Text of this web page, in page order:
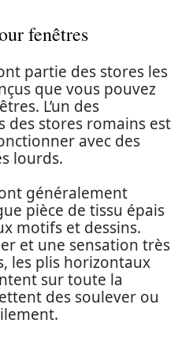
fenêtres
partie des stores les
que vous pouvez
L’un des
des stores romains est
avec des
lourds.
généralement
pièce de tissu épais
motifs et dessins.
et une sensation très
les plis horizontaux
sur toute la
des soulever ou